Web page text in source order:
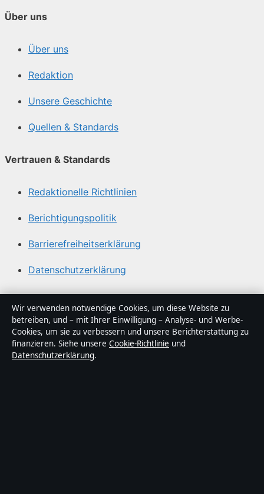
Über uns
Über uns
Redaktion
Unsere Geschichte
Quellen & Standards
Vertrauen & Standards
Redaktionelle Richtlinien
Berichtigungspolitik
Barrierefreiheitserklärung
Datenschutzerklärung
Über Medienlinker in Kürze
Medienlinker ist ein unabhängiger digitaler
Nachrichtenanbieter mit Fokus auf Politik, Wirtschaft,
Technik und Gesellschaft in Deutschland. Jeder Artikel
Wir verwenden notwendige Cookies, um diese Website zu
betreiben, und – mit Ihrer Einwilligung – Analyse- und Werbe-
Cookies, um sie zu verbessern und unsere Berichterstattung zu
finanzieren. Siehe unsere Cookie-Richtlinie und
Datenschutzerklärung.